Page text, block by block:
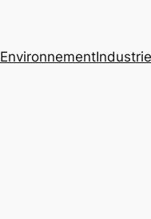
EnvironnementIndustrie